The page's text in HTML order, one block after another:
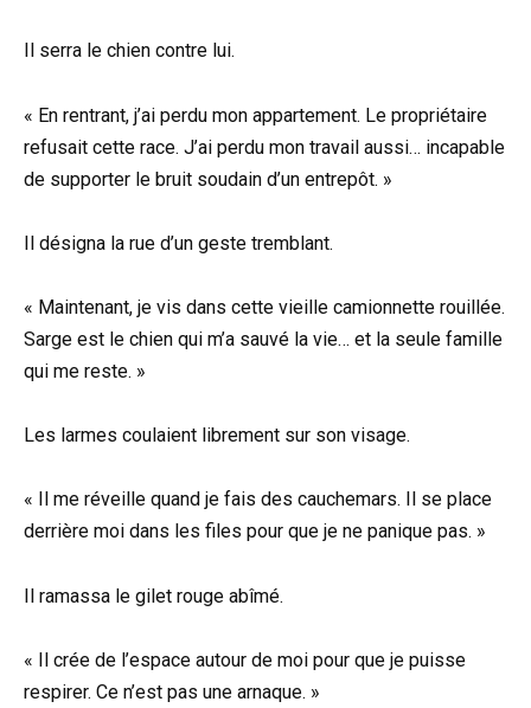
Il serra le chien contre lui.
« En rentrant, j’ai perdu mon appartement. Le propriétaire
refusait cette race. J’ai perdu mon travail aussi… incapable
de supporter le bruit soudain d’un entrepôt. »
Il désigna la rue d’un geste tremblant.
« Maintenant, je vis dans cette vieille camionnette rouillée.
Sarge est le chien qui m’a sauvé la vie… et la seule famille
qui me reste. »
Les larmes coulaient librement sur son visage.
« Il me réveille quand je fais des cauchemars. Il se place
derrière moi dans les files pour que je ne panique pas. »
Il ramassa le gilet rouge abîmé.
« Il crée de l’espace autour de moi pour que je puisse
respirer. Ce n’est pas une arnaque. »